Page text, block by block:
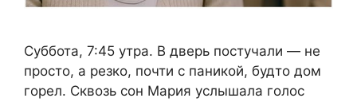
Суббота, 7:45 утра. В дверь постучали — не
просто, а резко, почти с паникой, будто дом
горел. Сквозь сон Мария услышала голос